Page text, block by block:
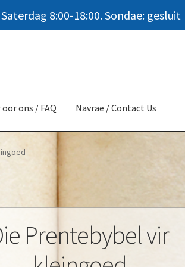
oor ons / FAQ Navrae / Contact Us
Prentebybel vir
8:00-18:00. Sondae: gesluit